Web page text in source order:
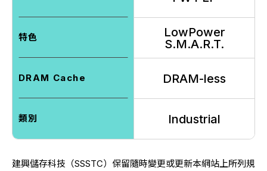
特色
LowPower
S.M.A.R.T.
DRAM Cache DRAM-less
類別 Industrial
建興儲存科技（SSSTC） 保留隨時變更或更新本網站上所列規